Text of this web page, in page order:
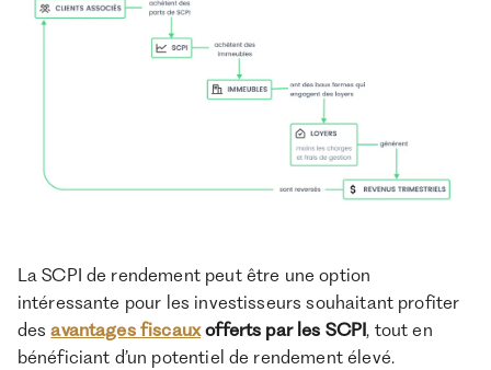
La SCPI de rendement peut être une option
intéressante pour les investisseurs souhaitant profiter
desavantages fiscauxofferts par les SCPI, tout en
bénéficiant d’un potentiel de rendement élevé.